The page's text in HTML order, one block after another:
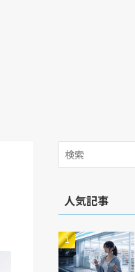
人気記事